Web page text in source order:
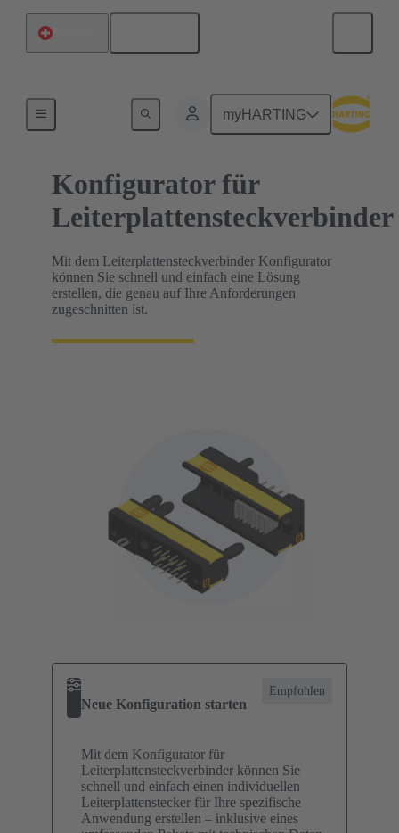
myHARTING
HARTING Produkt-Konfiguratoren
Konfigurator für
Leiterplattensteckverbinder
Mit dem Leiterplattensteckverbinder Konfigurator
können Sie schnell und einfach eine Lösung
erstellen, die genau auf Ihre Anforderungen
zugeschnitten ist.
Neue Konfiguration starten
Empfohlen
Mit dem Konfigurator für
Leiterplattensteckverbinder können Sie
schnell und einfach einen individuellen
Leiterplattenstecker für Ihre spezifische
Anwendung erstellen – inklusive eines